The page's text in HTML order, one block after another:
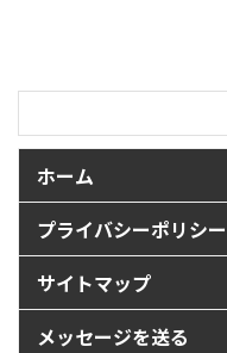
ホーム
プライバシーポリシー
サイトマップ
メッセージを送る